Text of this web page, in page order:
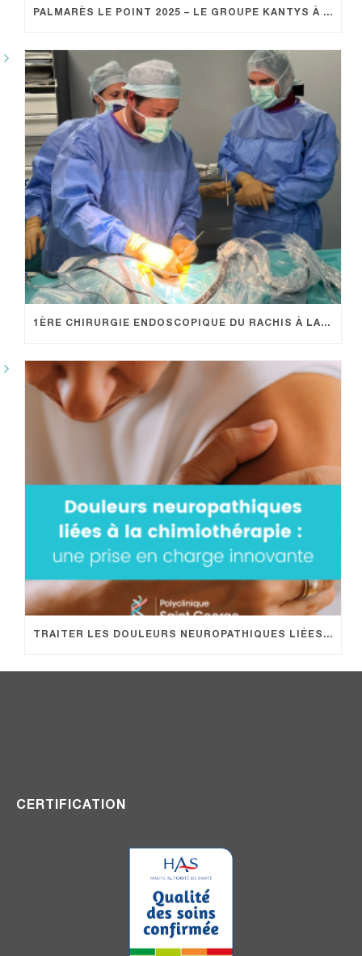
PALMARÈS LE POINT 2025 – LE GROUPE KANTYS À L’HONNEUR
1ÈRE CHIRURGIE ENDOSCOPIQUE DU RACHIS À LA POLYCLINIQUE SAINT GEORGE : UN NOUVELLE OFFRE DE SOIN PROMETTEUSE POUR LES PATIENTS !
TRAITER LES DOULEURS NEUROPATHIQUES LIÉES À LA CHIMIOTHÉRAPIE EN HÔPITAL DE JOUR : UNE PRISE EN CHARGE INNOVANTE
CERTIFICATION